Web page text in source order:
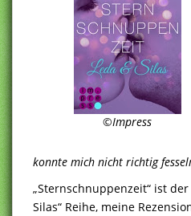
©Impress
konnte mich nicht richtig
„Sternschnuppenzeit“ ist
Silas“ Reihe, meine